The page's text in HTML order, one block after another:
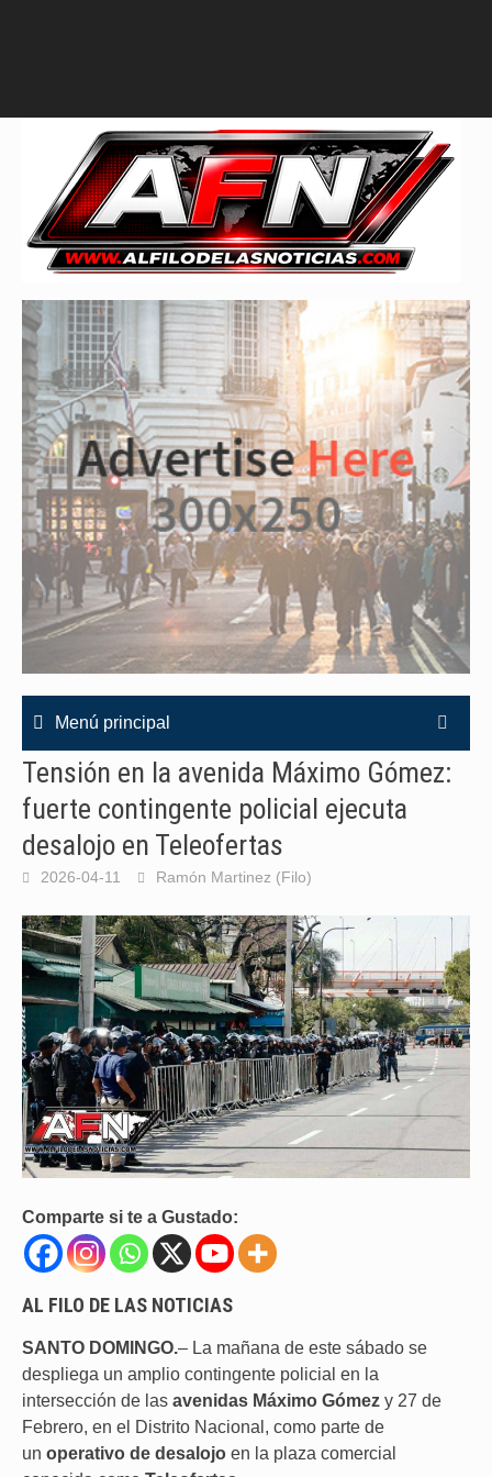
Menú principal
Tensión en la avenida Máximo Gómez:
fuerte contingente policial ejecuta
desalojo en Teleofertas
2026-04-11 Ramón Martinez (Filo)
Comparte si te a Gustado:
AL FILO DE LAS NOTICIAS
SANTO DOMINGO.– La mañana de este sábado se
despliega un amplio contingente policial en la
intersección de las avenidas Máximo Gómez y 27 de
Febrero, en el Distrito Nacional, como parte de
un operativo de desalojo en la plaza comercial